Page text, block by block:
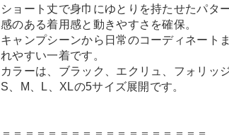
ショート丈で身巾にゆとりを持たせたパタ
感のある着用感と動きやすさを確保。
キャンプシーンから日常のコーディネート
れやすい一着です。
カラーは、ブラック、エクリュ、フォリッ
S、M、L、XLの5サイズ展開です。